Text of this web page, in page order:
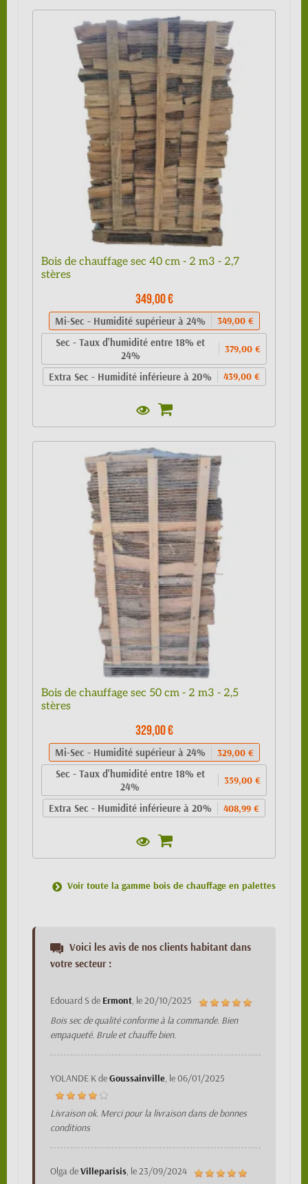
Bois de chauffage sec 40 cm - 2 m3 - 2,7
stères
349,00 €
Mi-Sec - Humidité supérieur à 24% 349,00 €
Sec - Taux d'humidité entre 18% et
24%
379,00 €
Extra Sec - Humidité inférieure à 20% 439,00 €
Bois de chauffage sec 50 cm - 2 m3 - 2,5
stères
329,00 €
Mi-Sec - Humidité supérieur à 24% 329,00 €
Sec - Taux d'humidité entre 18% et
24%
359,00 €
Extra Sec - Humidité inférieure à 20% 408,99 €
Voir toute la gamme bois de chauffage en palettes
Voici les avis de nos clients habitant dans
votre secteur :
Edouard Sde Ermont, le20/10/2025
Bois sec de qualité conforme à la commande. Bien
empaqueté. Brule et chauffe bien.
YOLANDE KdeGoussainville, le06/01/2025
Livraison ok. Merci pour la livraison dans de bonnes
conditions
OlgadeVilleparisis, le23/09/2024